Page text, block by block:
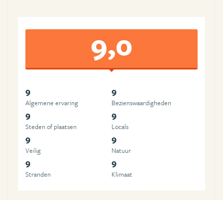
9,0
9
Algemene ervaring
9
Beziens­waardigheden
9
Steden of plaatsen
9
Locals
9
Veilig
9
Natuur
9
Stranden
9
Klimaat